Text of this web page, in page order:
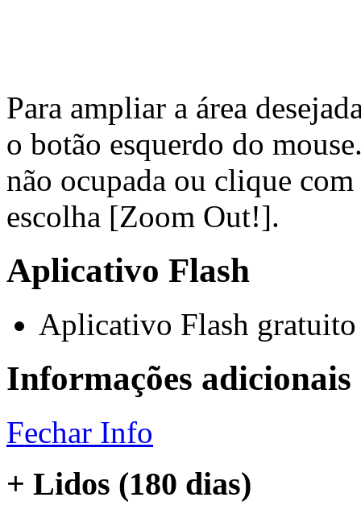
Para ampliar a área
o botão esquerdo do
não ocupada ou clique
escolha [Zoom Out!].
Aplicativo Flash
Aplicativo Flash
Informações adicionais
Fechar Info
+ Lidos (180 dias)